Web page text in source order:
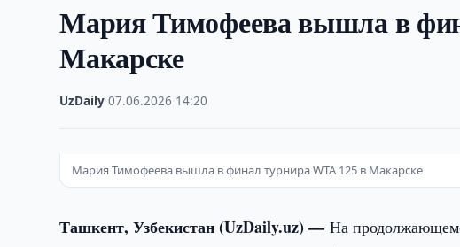
Мария Тимофеева вышла в
Макарске
UzDaily ·07.06.2026 14:20
Мария Тимофеева вышла в финал турнира WTA 125 в Макарске
Ташкент, Узбекистан (UzDaily.uz) —На